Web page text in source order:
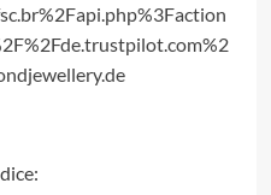
dice: